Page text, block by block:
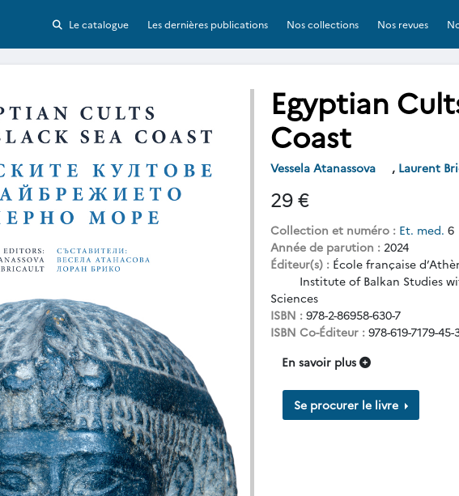
Le catalogue Les dernières publications Nos collections Nos revues
Egyptian
Coast
Vessela Atanassova , Laurent
29 €
Collection et numéro : Et. med. 6
Année de parution : 2024
Éditeur(s) : École française
Institute of Balkan Studies
Sciences
ISBN : 978-2-86958-630-7
ISBN Co-Éditeur : 978-619-7179-45-
En savoir plus
Se procurer le livre